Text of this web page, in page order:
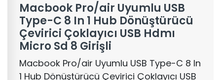
Macbook Pro/air Uyumlu USB
Type-C 8 In 1 Hub Dönüştürücü
Çevirici Çoklayıcı USB Hdmı
Micro Sd 8 Girişli
Macbook Pro/air Uyumlu USB Type-C 8 In
1 Hub Dönüştürücü Çevirici Çoklayıcı USB